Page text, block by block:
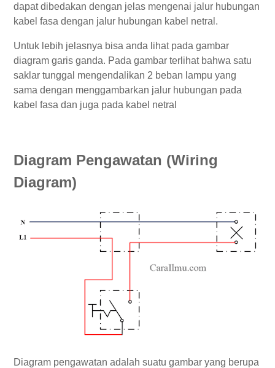
dapat dibedakan dengan jelas mengenai jalur hubungan
kabel fasa dengan jalur hubungan kabel netral.
Untuk lebih jelasnya bisa anda lihat pada gambar
diagram garis ganda. Pada gambar terlihat bahwa satu
saklar tunggal mengendalikan 2 beban lampu yang
sama dengan menggambarkan jalur hubungan pada
kabel fasa dan juga pada kabel netral
Diagram Pengawatan (Wiring
Diagram)
Diagram pengawatan adalah suatu gambar yang berupa